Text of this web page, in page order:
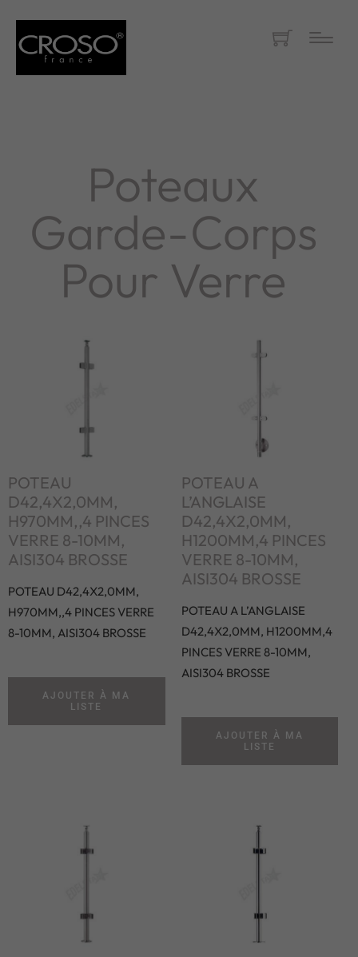
Poteaux
Garde-Corps
Pour Verre
POTEAU
D42,4X2,0MM,
H970MM,,4 PINCES
VERRE 8-10MM,
AISI304 BROSSE
POTEAU D42,4X2,0MM,
H970MM,,4 PINCES VERRE
8-10MM, AISI304 BROSSE
AJOUTER À MA
LISTE
POTEAU A
L’ANGLAISE
D42,4X2,0MM,
H1200MM,4 PINCES
VERRE 8-10MM,
AISI304 BROSSE
POTEAU A L’ANGLAISE
D42,4X2,0MM, H1200MM,4
PINCES VERRE 8-10MM,
AISI304 BROSSE
AJOUTER À MA
LISTE